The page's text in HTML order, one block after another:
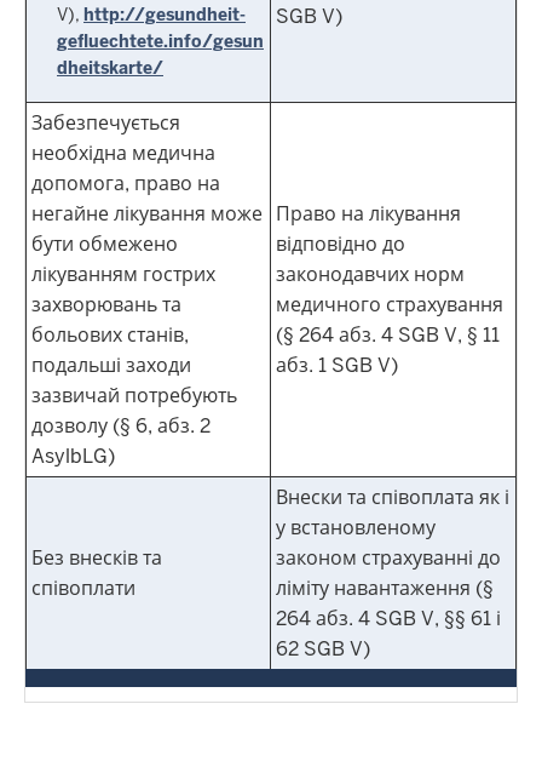
V), http://gesundheit-
gefluechtete.info/gesun
dheitskarte/
SGB V)
Забезпечується
необхідна медична
допомога, право на
негайне лікування може
бути обмежено
лікуванням гострих
захворювань та
больових станів,
подальші заходи
зазвичай потребують
дозволу (§ 6, абз. 2
AsylbLG)
Право на лікування
відповідно до
законодавчих норм
медичного страхування
(§ 264 абз. 4 SGB V, § 11
абз. 1 SGB V)
Без внесків та
співоплати
Внески та співоплата як і
у встановленому
законом страхуванні до
ліміту навантаження (§
264 абз. 4 SGB V, §§ 61 і
62 SGB V)